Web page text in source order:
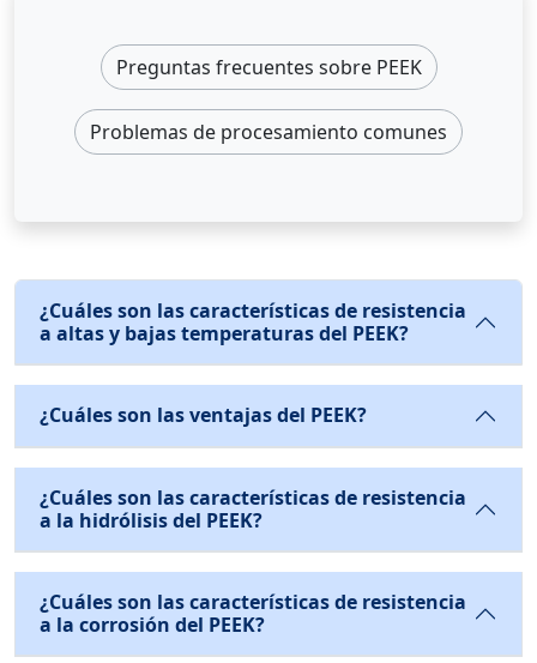
Preguntas frecuentes sobre PEEK
Problemas de procesamiento comunes
¿Cuáles son las características de resistencia
a altas y bajas temperaturas del PEEK?
¿Cuáles son las ventajas del PEEK?
¿Cuáles son las características de resistencia
a la hidrólisis del PEEK?
¿Cuáles son las características de resistencia
a la corrosión del PEEK?